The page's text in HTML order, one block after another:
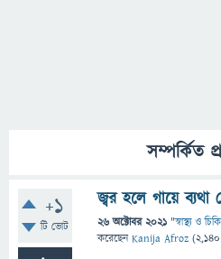
সম্পর্কিত
+1
টি ভোট
জ্বর হলে গায়ে
26 অক্টোবর 2021 "স্বাস্থ্য ও
করেছেনKanija Afroz (2,140